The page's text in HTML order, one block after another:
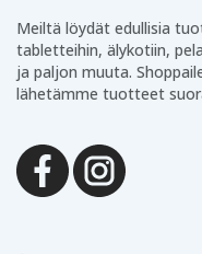
Meiltä löydät edullisia
tabletteihin, älykotiin,
ja paljon muuta.
lähetämme tuotteet